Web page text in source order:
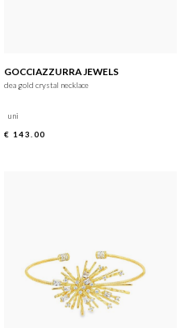
GOCCIAZZURRA JEWELS
dea gold crystal necklace
uni
€ 143.00